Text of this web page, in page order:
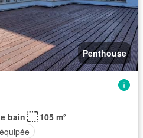
Penthouse
bain
105 m²